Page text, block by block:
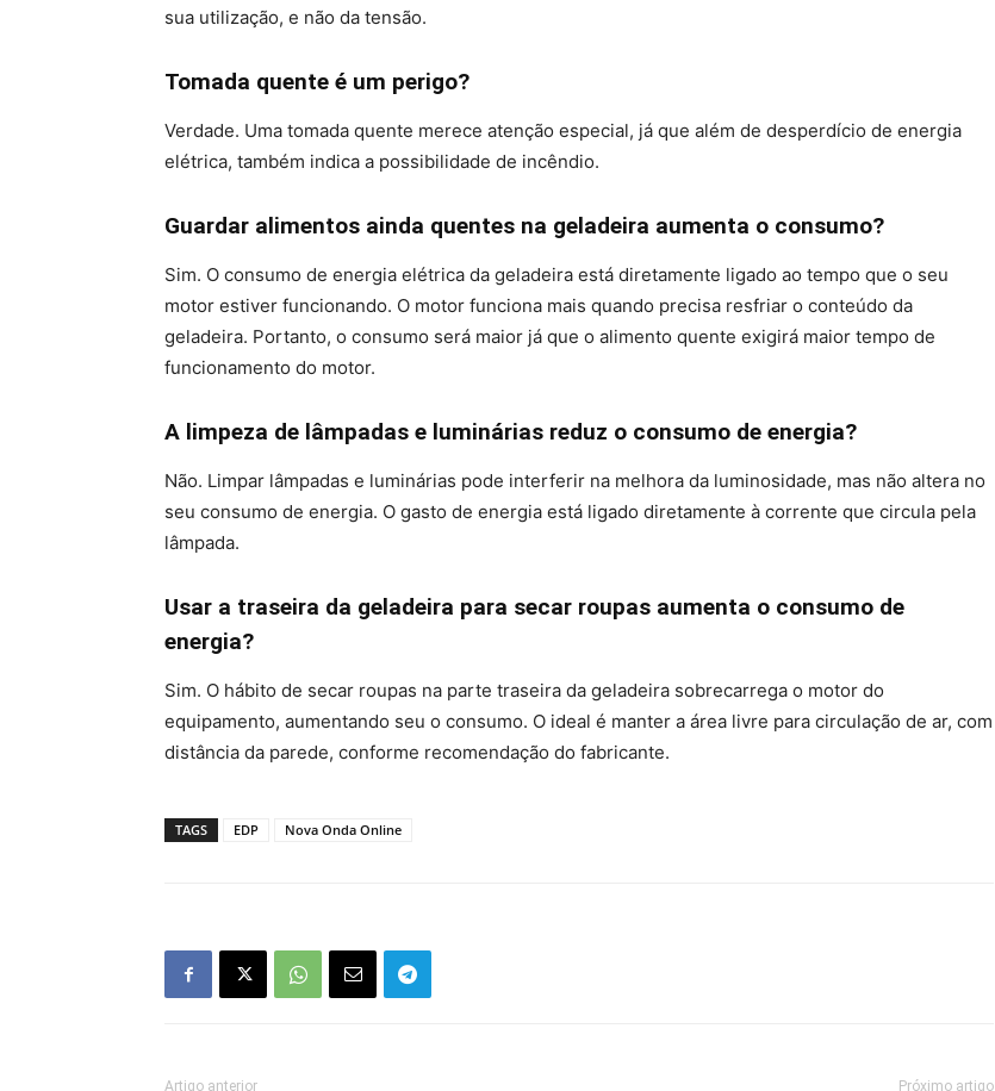
sua utilização, e não da tensão.
Tomada quente é um perigo?
Verdade. Uma tomada quente merece atenção especial, já que além de desperdício de energia
elétrica, também indica a possibilidade de incêndio.
Guardar alimentos ainda quentes na geladeira aumenta o consumo?
Sim. O consumo de energia elétrica da geladeira está diretamente ligado ao tempo que o seu
motor estiver funcionando. O motor funciona mais quando precisa resfriar o conteúdo da
geladeira. Portanto, o consumo será maior já que o alimento quente exigirá maior tempo de
funcionamento do motor.
A limpeza de lâmpadas e luminárias reduz o consumo de energia?
Não. Limpar lâmpadas e luminárias pode interferir na melhora da luminosidade, mas não altera no
seu consumo de energia. O gasto de energia está ligado diretamente à corrente que circula pela
lâmpada.
Usar a traseira da geladeira para secar roupas aumenta o consumo de
energia?
Sim. O hábito de secar roupas na parte traseira da geladeira sobrecarrega o motor do
equipamento, aumentando seu o consumo. O ideal é manter a área livre para circulação de ar, com
distância da parede, conforme recomendação do fabricante.
TAGS EDP Nova Onda Online
Artigo anterior Próximo artigo